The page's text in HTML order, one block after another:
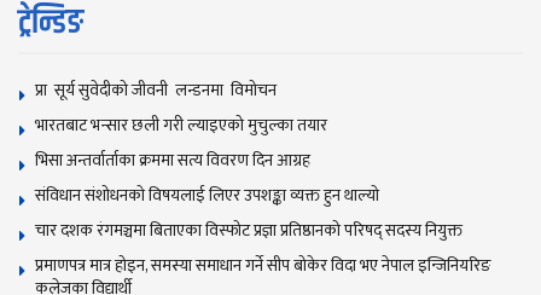
ट्रेन्डिङ
प्रा सूर्य सुवेदीको जीवनी लन्डनमा विमोचन
भारतबाट भन्सार छली गरी ल्याइएको मुचुल्का तयार
भिसा अन्तर्वार्ताका क्रममा सत्य विवरण दिन आग्रह
संविधान संशोधनकाे विषयलाई लिएर उपशङ्का व्यक्त हुन थाल्याे
चार दशक रंगमञ्चमा बिताएका विस्फोट प्रज्ञा प्रतिष्ठानको परिषद् सदस्य नियुक्त
प्रमाणपत्र मात्र होइन, समस्या समाधान गर्ने सीप बोकेर विदा भए नेपाल इन्जिनियरिङ
कलेजका विद्यार्थी